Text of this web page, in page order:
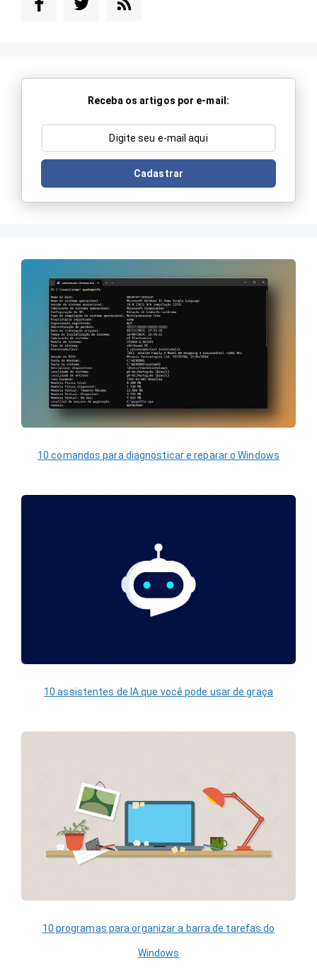
Receba os artigos por e-mail:
Cadastrar
10 comandos para diagnosticar e reparar o Windows
10 assistentes de IA que você pode usar de graça
10 programas para organizar a barra de tarefas do
Windows